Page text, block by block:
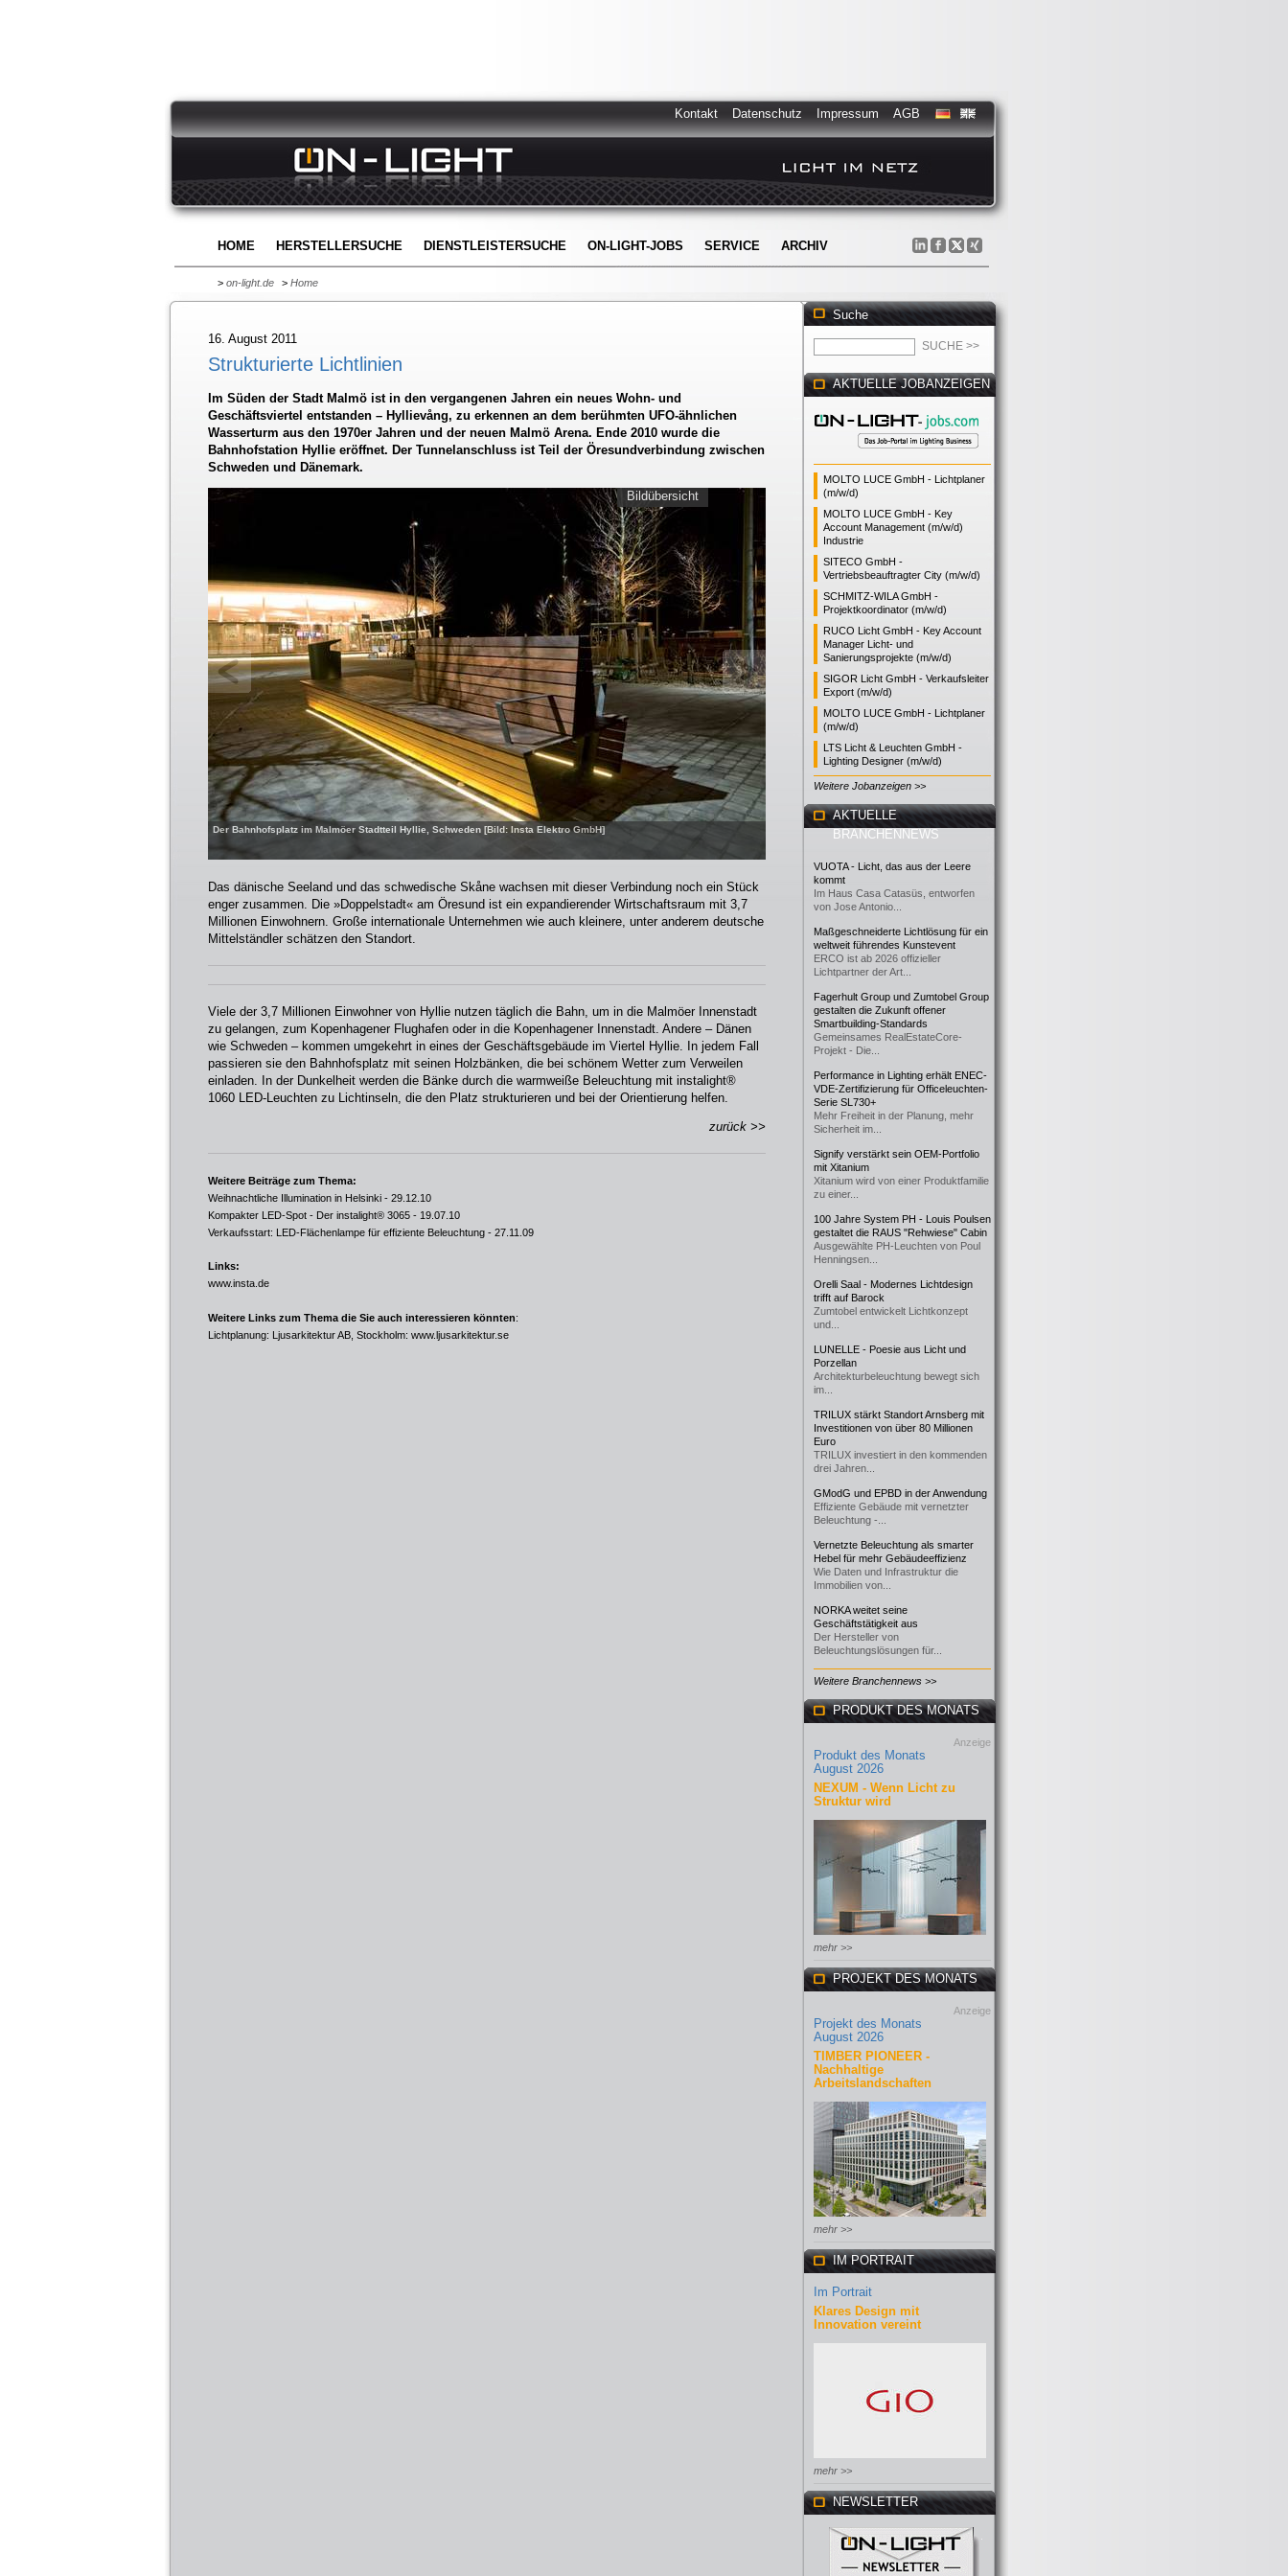
Kontakt Datenschutz Impressum AGB
HOME HERSTELLERSUCHE DIENSTLEISTERSUCHE ON-LIGHT-JOBS SERVICE ARCHIV
> on-light.de > Home
16. August 2011
Strukturierte Lichtlinien
Im Süden der Stadt Malmö ist in den vergangenen Jahren ein neues Wohn- und
Geschäftsviertel entstanden – Hyllievång, zu erkennen an dem berühmten UFO-ähnlichen
Wasserturm aus den 1970er Jahren und der neuen Malmö Arena. Ende 2010 wurde die
Bahnhofstation Hyllie eröffnet. Der Tunnelanschluss ist Teil der Öresundverbindung zwischen
Schweden und Dänemark.
Der Bahnhofsplatz im Malmöer Stadtteil Hyllie, Schweden [Bild: Insta Elektro GmbH]
Bildübersicht
Das dänische Seeland und das schwedische Skåne wachsen mit dieser Verbindung noch ein Stück
enger zusammen. Die »Doppelstadt« am Öresund ist ein expandierender Wirtschaftsraum mit 3,7
Millionen Einwohnern. Große internationale Unternehmen wie auch kleinere, unter anderem deutsche
Mittelständler schätzen den Standort.
Viele der 3,7 Millionen Einwohner von Hyllie nutzen täglich die Bahn, um in die Malmöer Innenstadt
zu gelangen, zum Kopenhagener Flughafen oder in die Kopenhagener Innenstadt. Andere – Dänen
wie Schweden – kommen umgekehrt in eines der Geschäftsgebäude im Viertel Hyllie. In jedem Fall
passieren sie den Bahnhofsplatz mit seinen Holzbänken, die bei schönem Wetter zum Verweilen
einladen. In der Dunkelheit werden die Bänke durch die warmweiße Beleuchtung mit instalight®
1060 LED-Leuchten zu Lichtinseln, die den Platz strukturieren und bei der Orientierung helfen.
zurück >>
Weitere Beiträge zum Thema:
Weihnachtliche Illumination in Helsinki - 29.12.10
Kompakter LED-Spot - Der instalight® 3065 - 19.07.10
Verkaufsstart: LED-Flächenlampe für effiziente Beleuchtung - 27.11.09
Links:
www.insta.de
Weitere Links zum Thema die Sie auch interessieren könnten:
Lichtplanung: Ljusarkitektur AB, Stockholm: www.ljusarkitektur.se
Suche
AKTUELLE JOBANZEIGEN
MOLTO LUCE GmbH - Lichtplaner
(m/w/d)
MOLTO LUCE GmbH - Key
Account Management (m/w/d)
Industrie
SITECO GmbH -
Vertriebsbeauftragter City (m/w/d)
SCHMITZ-WILA GmbH -
Projektkoordinator (m/w/d)
RUCO Licht GmbH - Key Account
Manager Licht- und
Sanierungsprojekte (m/w/d)
SIGOR Licht GmbH - Verkaufsleiter
Export (m/w/d)
MOLTO LUCE GmbH - Lichtplaner
(m/w/d)
LTS Licht & Leuchten GmbH -
Lighting Designer (m/w/d)
Weitere Jobanzeigen >>
AKTUELLE
BRANCHENNEWS
VUOTA - Licht, das aus der Leere
kommt
Im Haus Casa Catasüs, entworfen
von Jose Antonio...
Maßgeschneiderte Lichtlösung für ein
weltweit führendes Kunstevent
ERCO ist ab 2026 offizieller
Lichtpartner der Art...
Fagerhult Group und Zumtobel Group
gestalten die Zukunft offener
Smartbuilding-Standards
Gemeinsames RealEstateCore-
Projekt - Die...
Performance in Lighting erhält ENEC-
VDE-Zertifizierung für Officeleuchten-
Serie SL730+
Mehr Freiheit in der Planung, mehr
Sicherheit im...
Signify verstärkt sein OEM-Portfolio
mit Xitanium
Xitanium wird von einer Produktfamilie
zu einer...
100 Jahre System PH - Louis Poulsen
gestaltet die RAUS "Rehwiese" Cabin
Ausgewählte PH-Leuchten von Poul
Henningsen...
Orelli Saal - Modernes Lichtdesign
trifft auf Barock
Zumtobel entwickelt Lichtkonzept
und...
LUNELLE - Poesie aus Licht und
Porzellan
Architekturbeleuchtung bewegt sich
im...
TRILUX stärkt Standort Arnsberg mit
Investitionen von über 80 Millionen
Euro
TRILUX investiert in den kommenden
drei Jahren...
GModG und EPBD in der Anwendung
Effiziente Gebäude mit vernetzter
Beleuchtung -...
Vernetzte Beleuchtung als smarter
Hebel für mehr Gebäudeeffizienz
Wie Daten und Infrastruktur die
Immobilien von...
NORKA weitet seine
Geschäftstätigkeit aus
Der Hersteller von
Beleuchtungslösungen für...
Weitere Branchennews >>
PRODUKT DES MONATS
Anzeige
Produkt des Monats
August 2026
NEXUM - Wenn Licht zu
Struktur wird
mehr >>
PROJEKT DES MONATS
Anzeige
Projekt des Monats
August 2026
TIMBER PIONEER -
Nachhaltige
Arbeitslandschaften
mehr >>
IM PORTRAIT
Im Portrait
Klares Design mit
Innovation vereint
mehr >>
NEWSLETTER